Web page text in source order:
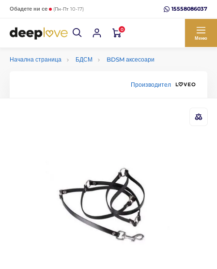
Обадете ни се (Пн-Пт 10-17) 15558086037
0
Меню
Начална страница БДСМ BDSM аксесоари
Производител